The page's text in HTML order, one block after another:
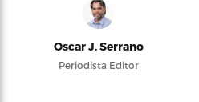
Oscar J. Serrano
Periodista Editor